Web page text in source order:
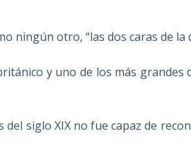
otro, “las dos caras de la
y uno de los más grandes
siglo XIX no fue capaz de